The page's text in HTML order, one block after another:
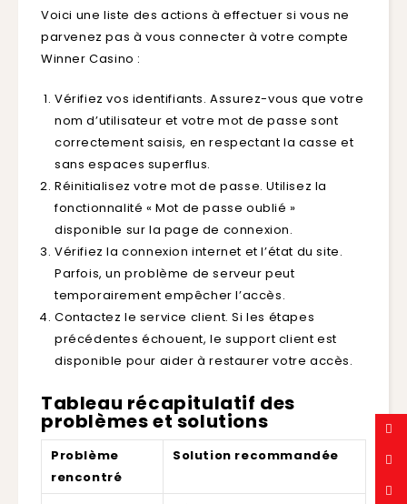
Voici une liste des actions à effectuer si vous ne
parvenez pas à vous connecter à votre compte
Winner Casino :
Vérifiez vos identifiants. Assurez-vous que votre
nom d’utilisateur et votre mot de passe sont
correctement saisis, en respectant la casse et
sans espaces superflus.
Réinitialisez votre mot de passe. Utilisez la
fonctionnalité « Mot de passe oublié »
disponible sur la page de connexion.
Vérifiez la connexion internet et l’état du site.
Parfois, un problème de serveur peut
temporairement empêcher l’accès.
Contactez le service client. Si les étapes
précédentes échouent, le support client est
disponible pour aider à restaurer votre accès.
Tableau récapitulatif des
problèmes et solutions
Problème
rencontré
Solution recommandée